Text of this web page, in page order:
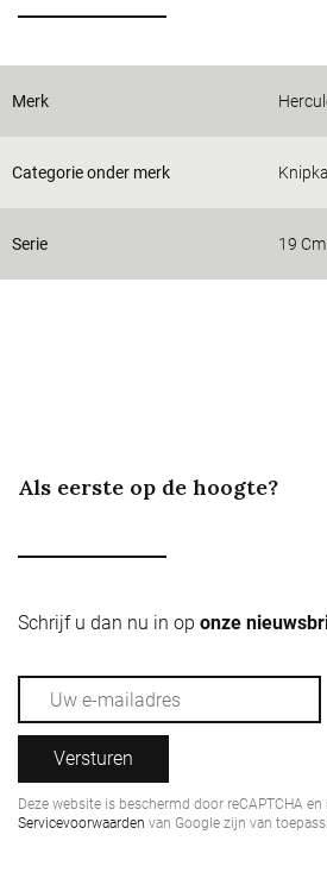
Merk
Categorie onder merk
Serie 19
Als eerste op de hoogte?
Schrijf u dan nu in op onze
Versturen
Deze website is beschermd door reCAPTCHA en
Servicevoorwaarden van Google zijn van